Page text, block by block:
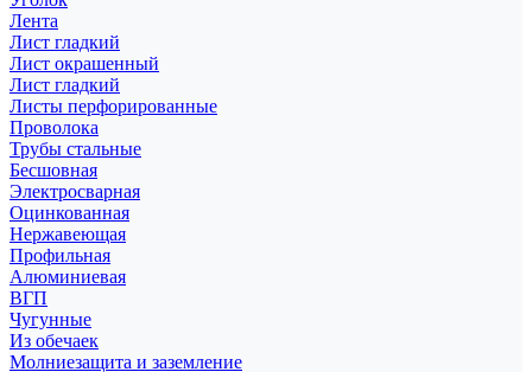
Лента
Лист гладкий
Лист окрашенный
Лист гладкий
Листы перфорированные
Проволока
Трубы стальные
Бесшовная
Электросварная
Оцинкованная
Нержавеющая
Профильная
Алюминиевая
ВГП
Чугунные
Из обечаек
Молниезащита и заземление